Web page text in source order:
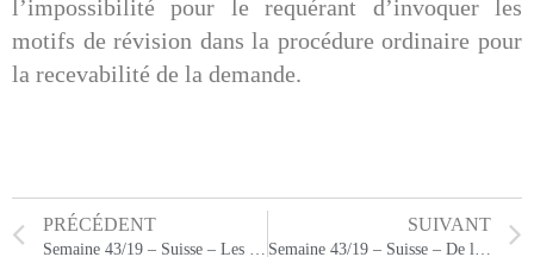
l’impossibilité pour le requérant d’invoquer les
motifs de révision dans la procédure ordinaire pour
la recevabilité de la demande.
PRÉCÉDENT SUIVANT